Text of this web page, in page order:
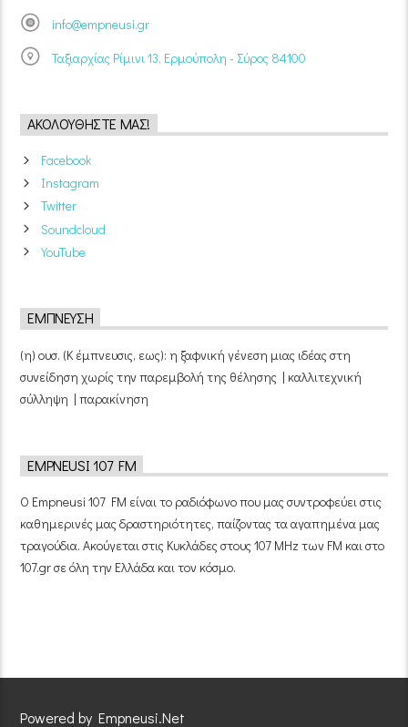
info@empneusi.gr
Ταξιαρχίας Ρίμινι 13, Ερμούπολη - Σύρος 84100
ΑΚΟΛΟΥΘΉΣΤΕ ΜΑΣ!
Facebook
Instagram
Twitter
Soundcloud
YouTube
ΈΜΠΝΕΥΣΗ
(η) ουσ. (Κ έμπνευσις, εως): η ξαφνική γένεση μιας ιδέας στη
συνείδηση χωρίς την παρεμβολή της θέλησης | καλλιτεχνική
σύλληψη | παρακίνηση
EMPNEUSI 107 FM
Ο Empneusi 107 FM είναι το ραδιόφωνο που μας συντροφεύει στις
καθημερινές μας δραστηριότητες, παίζοντας τα αγαπημένα μας
τραγούδια. Ακούγεται στις Κυκλάδες στους 107 MHz των FM και στο
107.gr σε όλη την Ελλάδα και τον κόσμο.
Powered by Empneusi.Net